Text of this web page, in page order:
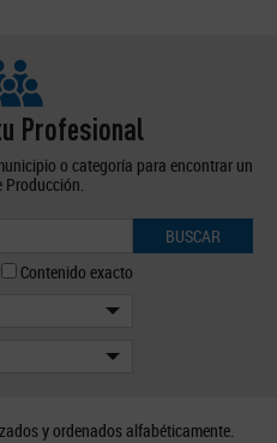
Profesional
o categoría para encontrar un
Producción.
BUSCAR
Contenido exacto
y ordenados alfabéticamente.